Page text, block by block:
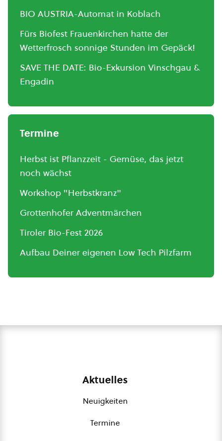
BIO AUSTRIA-Automat in Koblach
Fürs Biofest Frauenkirchen hatte der
Wetterfrosch sonnige Stunden im Gepäck!
SAVE THE DATE: Bio-Exkursion Vinschgau &
Engadin
Termine
Herbst ist Pflanzzeit - Gemüse, das jetzt
noch wächst
Workshop "Herbstkranz"
Grottenhofer Adventmärchen
Tiroler Bio-Fest 2026
Aufbau Deiner eigenen Low Tech Pilzfarm
Aktuelles
Neuigkeiten
Termine